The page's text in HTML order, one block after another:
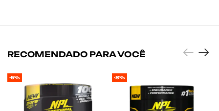
RECOMENDADO PARA VOCÊ
-5% -8%